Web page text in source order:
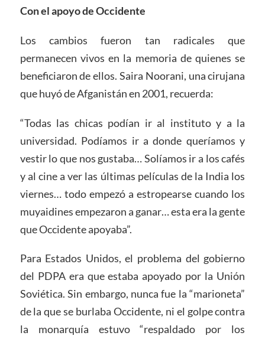
Con el apoyo de Occidente
Los cambios fueron tan radicales que
permanecen vivos en la memoria de quienes se
beneficiaron de ellos. Saira Noorani, una cirujana
que huyó de Afganistán en 2001, recuerda:
“Todas las chicas podían ir al instituto y a la
universidad. Podíamos ir a donde queríamos y
vestir lo que nos gustaba… Solíamos ir a los cafés
y al cine a ver las últimas películas de la India los
viernes… todo empezó a estropearse cuando los
muyaidines empezaron a ganar… esta era la gente
que Occidente apoyaba”.
Para Estados Unidos, el problema del gobierno
del PDPA era que estaba apoyado por la Unión
Soviética. Sin embargo, nunca fue la “marioneta”
de la que se burlaba Occidente, ni el golpe contra
la monarquía estuvo “respaldado por los